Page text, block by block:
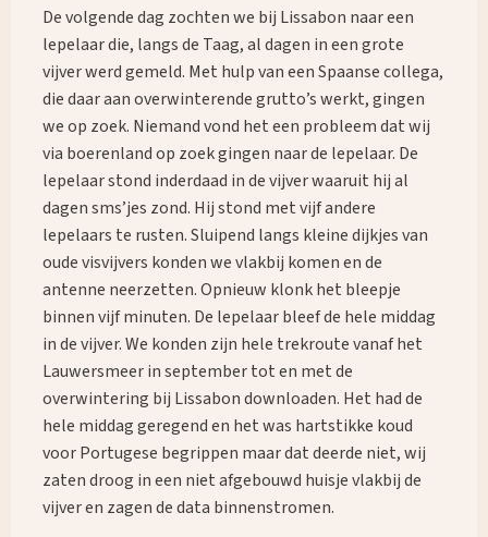
De volgende dag zochten we bij Lissabon naar een
lepelaar die, langs de Taag, al dagen in een grote
vijver werd gemeld. Met hulp van een Spaanse collega,
die daar aan overwinterende grutto’s werkt, gingen
we op zoek. Niemand vond het een probleem dat wij
via boerenland op zoek gingen naar de lepelaar. De
lepelaar stond inderdaad in de vijver waaruit hij al
dagen sms’jes zond. Hij stond met vijf andere
lepelaars te rusten. Sluipend langs kleine dijkjes van
oude visvijvers konden we vlakbij komen en de
antenne neerzetten. Opnieuw klonk het bleepje
binnen vijf minuten. De lepelaar bleef de hele middag
in de vijver. We konden zijn hele trekroute vanaf het
Lauwersmeer in september tot en met de
overwintering bij Lissabon downloaden. Het had de
hele middag geregend en het was hartstikke koud
voor Portugese begrippen maar dat deerde niet, wij
zaten droog in een niet afgebouwd huisje vlakbij de
vijver en zagen de data binnenstromen.